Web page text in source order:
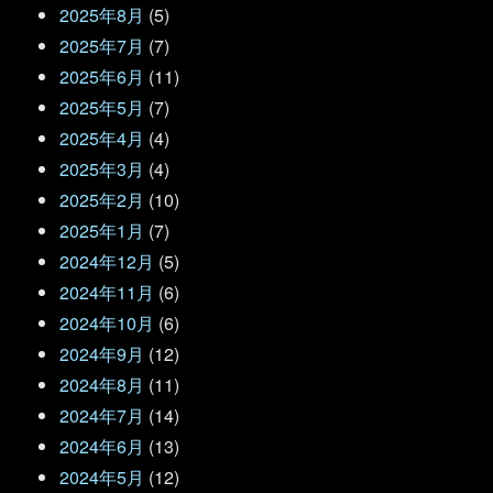
2025年8月 (5)
2025年7月 (7)
2025年6月 (11)
2025年5月 (7)
2025年4月 (4)
2025年3月 (4)
2025年2月 (10)
2025年1月 (7)
2024年12月 (5)
2024年11月 (6)
2024年10月 (6)
2024年9月 (12)
2024年8月 (11)
2024年7月 (14)
2024年6月 (13)
2024年5月 (12)